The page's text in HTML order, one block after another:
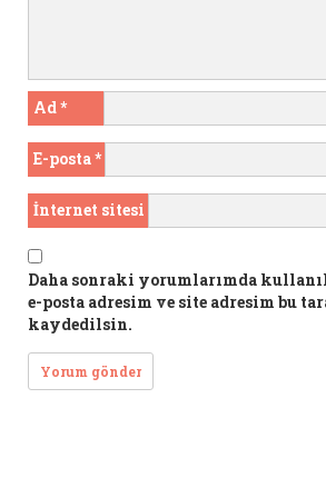
Ad*
E-posta*
İnternet sitesi
Daha sonraki yorumlarımda
e-posta adresim ve site adresim bu
kaydedilsin.